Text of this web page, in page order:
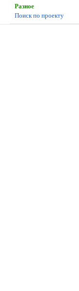
Разное
Поиск по проекту